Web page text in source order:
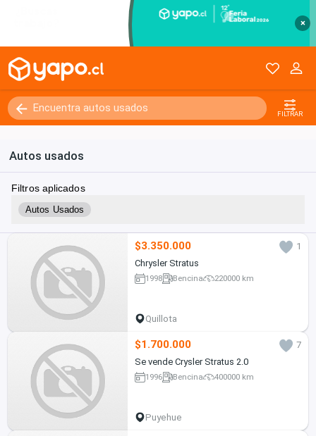
×
FILTRAR
Autos usados
Filtros aplicados
Autos Usados
$3.350.000
1
Chrysler Stratus
1998 Bencina 220000 km
Quillota
$1.700.000
7
Se vende Crysler Stratus 2.0
1996 Bencina 400000 km
Puyehue